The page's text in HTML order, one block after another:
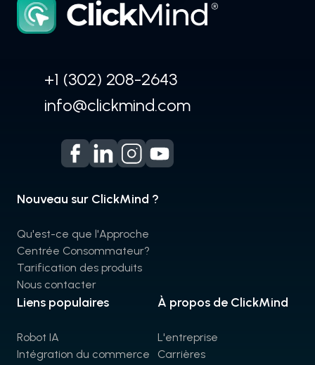
+1 (302) 208-2643
info@clickmind.com
Nouveau sur ClickMind ?
Qu'est-ce que l'Approche
Centrée Consommateur?
Tarification des produits
Nous contacter
Liens populaires
Robot IA
Intégration du commerce
À propos de ClickMind
L'entreprise
Carrières